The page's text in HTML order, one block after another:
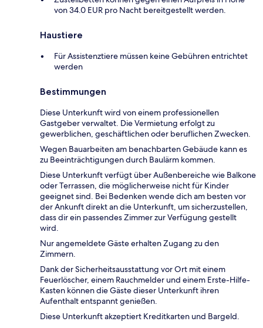
von 34.0 EUR pro Nacht bereitgestellt werden.
Haustiere
Für Assistenztiere müssen keine Gebühren entrichtet
werden
Bestimmungen
Diese Unterkunft wird von einem professionellen
Gastgeber verwaltet. Die Vermietung erfolgt zu
gewerblichen, geschäftlichen oder beruflichen Zwecken.
Wegen Bauarbeiten am benachbarten Gebäude kann es
zu Beeinträchtigungen durch Baulärm kommen.
Diese Unterkunft verfügt über Außenbereiche wie Balkone
oder Terrassen, die möglicherweise nicht für Kinder
geeignet sind. Bei Bedenken wende dich am besten vor
der Ankunft direkt an die Unterkunft, um sicherzustellen,
dass dir ein passendes Zimmer zur Verfügung gestellt
wird.
Nur angemeldete Gäste erhalten Zugang zu den
Zimmern.
Dank der Sicherheitsausstattung vor Ort mit einem
Feuerlöscher, einem Rauchmelder und einem Erste-Hilfe-
Kasten können die Gäste dieser Unterkunft ihren
Aufenthalt entspannt genießen.
Diese Unterkunft akzeptiert Kreditkarten und Bargeld.